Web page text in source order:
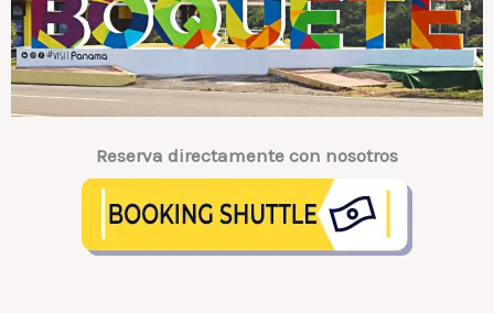
Reserva directamente con nosotros